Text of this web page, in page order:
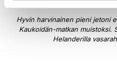
Hyvin harvinainen pieni jetoni
Kaukoidän-matkan muistoksi.
Helanderilla